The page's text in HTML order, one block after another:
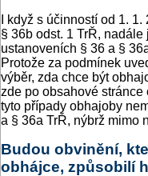
I když s účinností od 1.
§ 36b odst. 1 TrŘ,
ustanoveních § 36 a §
Protože za podmínek
výběr, zda chce být
zde po obsahové
tyto případy obhajoby
a § 36a TrŘ, nýbrž mimo
Budou obvinění,
obhájce, způsobilí